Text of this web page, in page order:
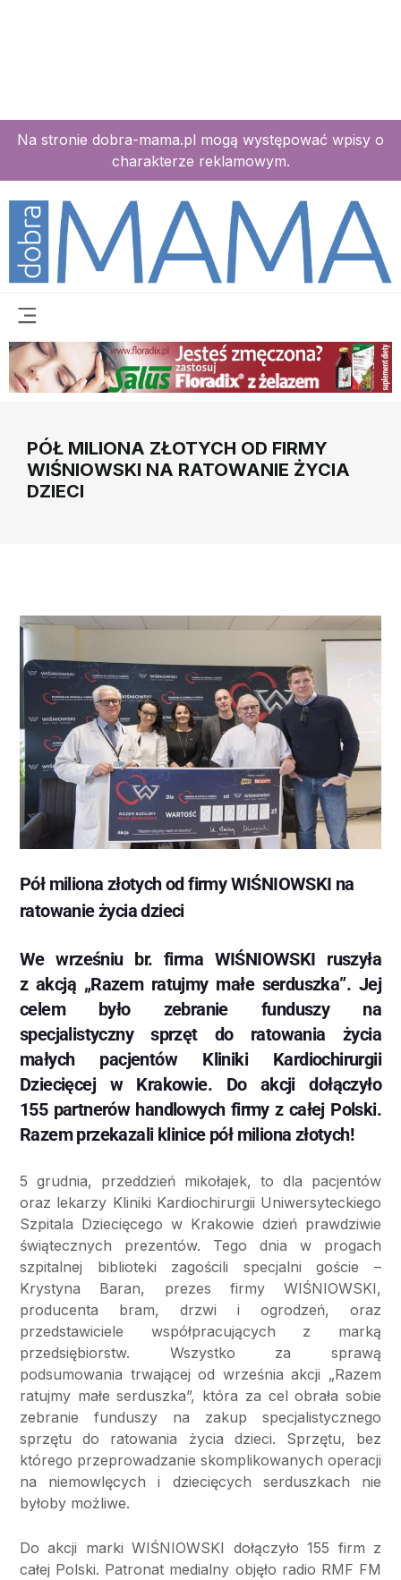
Na stronie dobra-mama.pl mogą występować wpisy o
charakterze reklamowym.
PÓŁ MILIONA ZŁOTYCH OD FIRMY
WIŚNIOWSKI NA RATOWANIE ŻYCIA
DZIECI
Pół miliona złotych od firmy WIŚNIOWSKI na
ratowanie życia dzieci
We wrześniu br. firma WIŚNIOWSKI ruszyła
z akcją „Razem ratujmy małe serduszka”. Jej
celem było zebranie funduszy na
specjalistyczny sprzęt do ratowania życia
małych pacjentów Kliniki Kardiochirurgii
Dziecięcej w Krakowie. Do akcji dołączyło
155 partnerów handlowych firmy z całej Polski.
Razem przekazali klinice pół miliona złotych!
5 grudnia, przeddzień mikołajek, to dla pacjentów
oraz lekarzy Kliniki Kardiochirurgii Uniwersyteckiego
Szpitala Dziecięcego w Krakowie dzień prawdziwie
świątecznych prezentów. Tego dnia w progach
szpitalnej biblioteki zagościli specjalni goście –
Krystyna Baran, prezes firmy WIŚNIOWSKI,
producenta bram, drzwi i ogrodzeń, oraz
przedstawiciele współpracujących z marką
przedsiębiorstw. Wszystko za sprawą
podsumowania trwającej od września akcji „Razem
ratujmy małe serduszka”, która za cel obrała sobie
zebranie funduszy na zakup specjalistycznego
sprzętu do ratowania życia dzieci. Sprzętu, bez
którego przeprowadzanie skomplikowanych operacji
na niemowlęcych i dziecięcych serduszkach nie
byłoby możliwe.
Do akcji marki WIŚNIOWSKI dołączyło 155 firm z
całej Polski. Patronat medialny objęło radio RMF FM